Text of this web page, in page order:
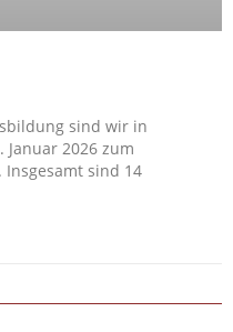
sind wir in
Januar 2026 zum
sind 14